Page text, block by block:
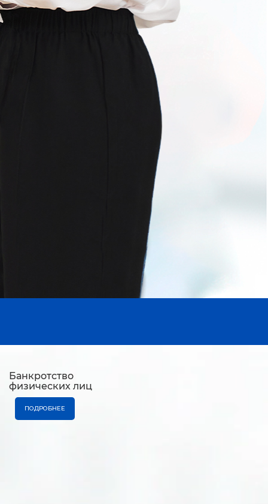
Банкротство
физических лиц
ПОДРОБНЕЕ